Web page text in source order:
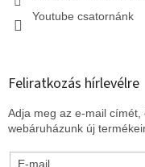
Youtube csatornánk
Feliratkozás hírlevélre
Adja meg az e-mail
webáruházunk új
E-mail